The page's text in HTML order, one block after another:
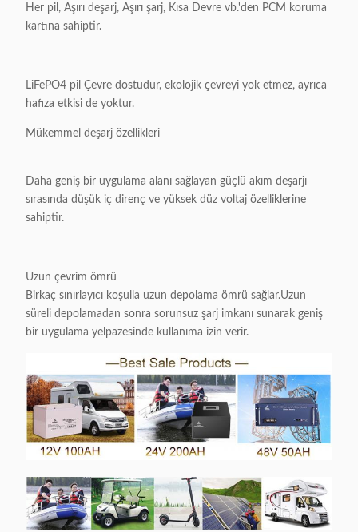
Her pil, Aşırı deşarj, Aşırı şarj, Kısa Devre vb.'den PCM koruma
kartına sahiptir.
LiFePO4 pil Çevre dostudur, ekolojik çevreyi yok etmez, ayrıca
hafıza etkisi de yoktur.
Mükemmel deşarj özellikleri
Daha geniş bir uygulama alanı sağlayan güçlü akım deşarjı
sırasında düşük iç direnç ve yüksek düz voltaj özelliklerine
sahiptir.
Uzun çevrim ömrü
Birkaç sınırlayıcı koşulla uzun depolama ömrü sağlar.Uzun
süreli depolamadan sonra sorunsuz şarj imkanı sunarak geniş
bir uygulama yelpazesinde kullanıma izin verir.